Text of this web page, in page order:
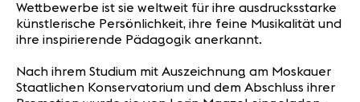
Über uns
Impressum
Kontakt
Wettbewerbe ist sie weltweit für ihre ausdrucksstarke
künstlerische Persönlichkeit, ihre feine Musikalität und
ihre inspirierende Pädagogik anerkannt.
Nach ihrem Studium mit Auszeichnung am Moskauer
Staatlichen Konservatorium und dem Abschluss ihrer